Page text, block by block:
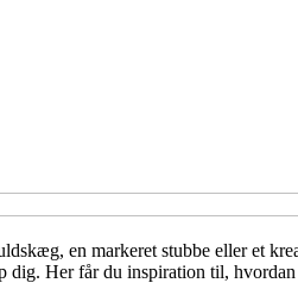
en markeret stubbe eller et
Her får du inspiration til,